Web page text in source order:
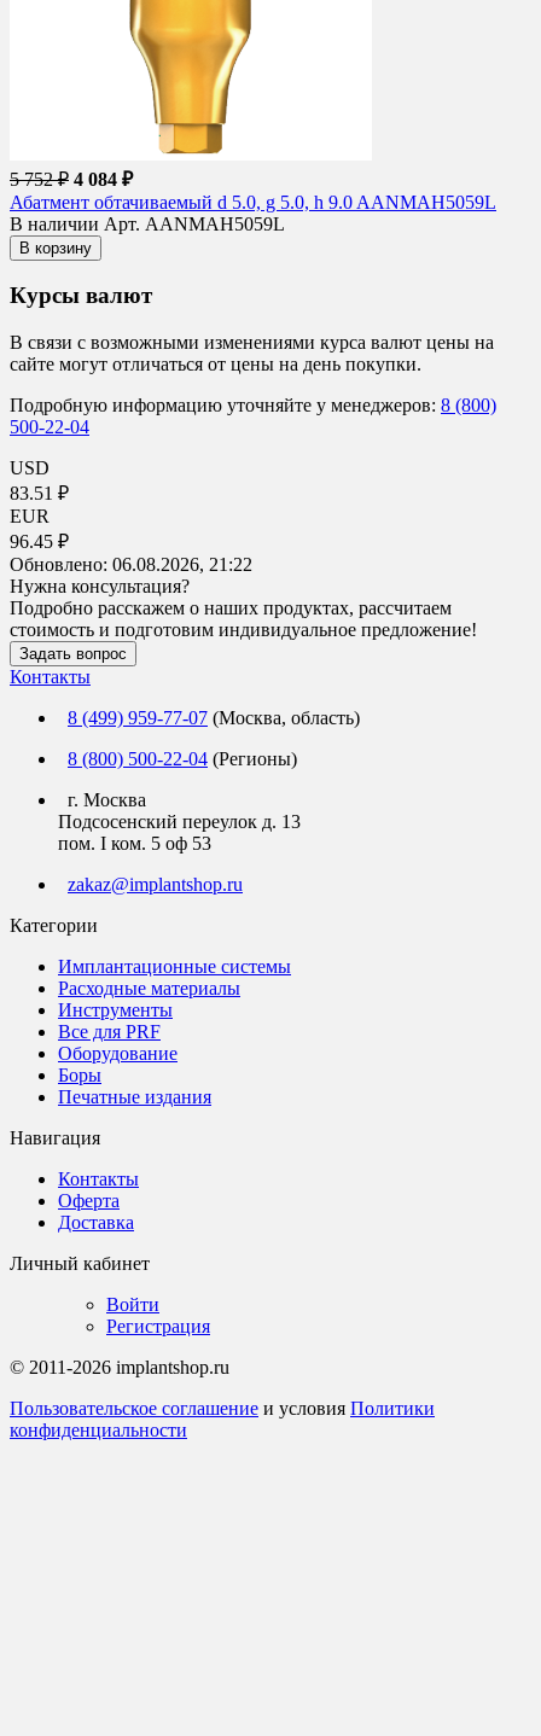
5 752 ₽ 4 084 ₽
Абатмент обтачиваемый d 5.0, g 5.0, h 9.0 AANMAH5059L
В наличии Арт. AANMAH5059L
В корзину
Курсы валют
В связи с возможными изменениями курса валют цены на
сайте могут отличаться от цены на день покупки.
Подробную информацию уточняйте у менеджеров: 8 (800)
500-22-04
USD
83.51 ₽
EUR
96.45 ₽
Обновлено: 06.08.2026, 21:22
Нужна консультация?
Подробно расскажем о наших продуктах, рассчитаем
стоимость и подготовим индивидуальное предложение!
Задать вопрос
Контакты
8 (499) 959-77-07 (Москва, область)
8 (800) 500-22-04 (Регионы)
г. Москва
Подсосенский переулок д. 13
пом. I ком. 5 оф 53
zakaz@implantshop.ru
Категории
Имплантационные системы
Расходные материалы
Инструменты
Все для PRF
Оборудование
Боры
Печатные издания
Навигация
Контакты
Оферта
Доставка
Личный кабинет
Войти
Регистрация
© 2011-2026 implantshop.ru
Пользовательское соглашение и условия Политики
конфиденциальности